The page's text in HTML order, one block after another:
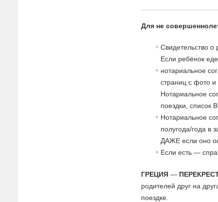
Для не
Свидетельство о
Если ребёнок
нотариальное
страниц с фото и
Нотариальное
поездки, список
Нотариальное
полугода/года в
ДАЖЕ если оно
Если есть —
ГРЕЦИЯ —
родителей друг на
поездке.